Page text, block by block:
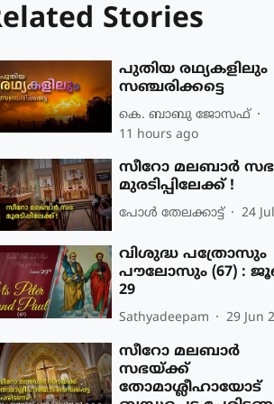
Stories
പുതിയ രഥ്യകളിലും
സഞ്ചരിക്കട്ടെ
കെ. ബാബു ജോസഫ്
11 hours ago
സീറോ മലബാർ സഭ
മുരടിപ്പിലേക്ക് !
പോള്‍ തേലക്കാട്ട്‌ 24
വിശുദ്ധ പത്രോസും
പൗലോസും (67) :
29
Sathyadeepam 29 Jun
സീറോ മലബാർ
സഭയ്ക്ക്
തോമാശ്ലീഹായോട്